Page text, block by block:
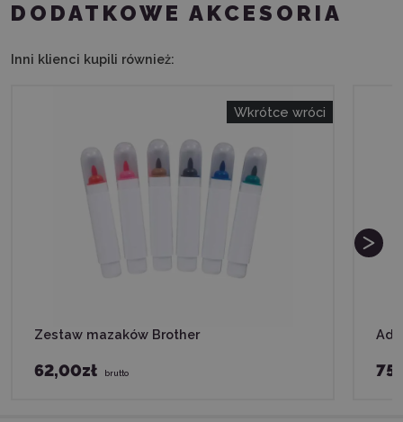
DODATKOWE AKCESORIA
Inni klienci kupili również:
Wkrótce wróci
Zestaw mazaków Brother
62,00zł brutto